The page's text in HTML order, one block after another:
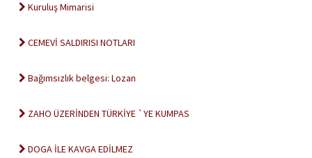
Kuruluş Mimarisi
CEMEVİ SALDIRISI NOTLARI
Bağımsızlık belgesi: Lozan
ZAHO ÜZERİNDEN TÜRKİYE `YE KUMPAS
DOGA İLE KAVGA EDİLMEZ